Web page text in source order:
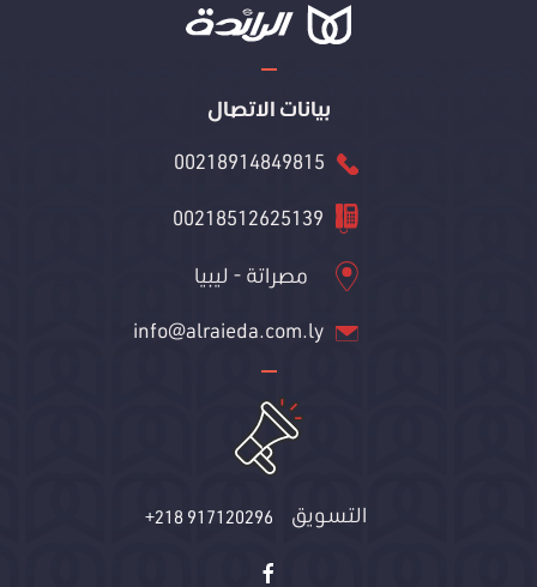
بيانات الاتصال
00218914849815
00218512625139
مصراتة - ليبيا
info@alraieda.com.ly
التسويق +218 917120296